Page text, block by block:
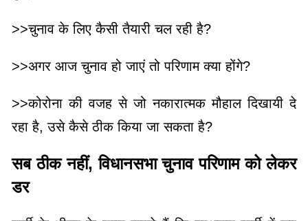
>>चुनाव के लिए कैसी तैयारी चल रही है?
>>अगर आज चुनाव हो जाएं तो परिणाम क्या होंगे?
>>कोरोना की वजह से जो नकारात्मक मौहाल दिखायी दे
रहा है, उसे कैसे ठीक किया जा सकता है?
सब ठीक नहीं, विधानसभा चुनाव परिणाम को लेकर
डर